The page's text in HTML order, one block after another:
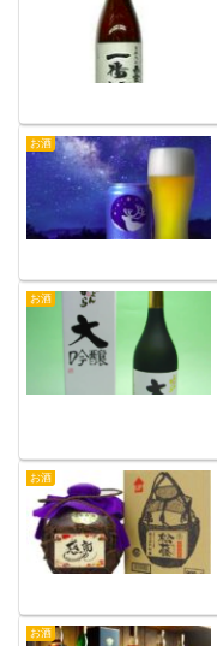
お酒
お酒
お酒
お酒